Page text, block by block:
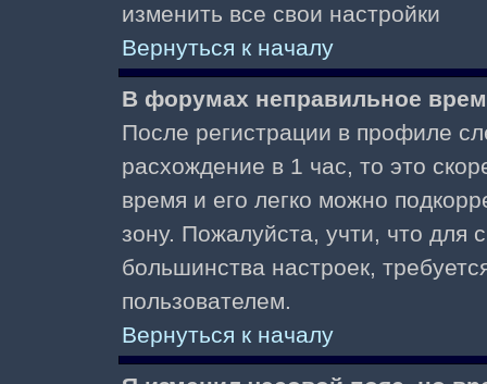
изменить все свои настройки
Вернуться к началу
В форумах неправильное
После регистрации в профиле
расхождение в 1 час, то это
время и его легко можно
зону. Пожалуйста, учти, что для
большинства настроек,
пользователем.
Вернуться к началу